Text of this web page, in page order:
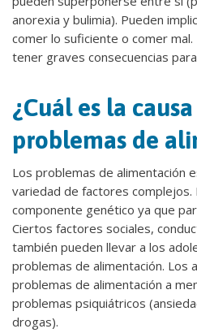
anorexia y bulimia). Pueden
comer lo suficiente o comer mal.
tener graves consecuencias
¿Cuál es la
problemas de
Los problemas de alimentación
variedad de factores complejos.
componente genético ya que
Ciertos factores sociales,
también pueden llevar a los
problemas de alimentación. Los
problemas de alimentación a
problemas psiquiátricos
drogas).